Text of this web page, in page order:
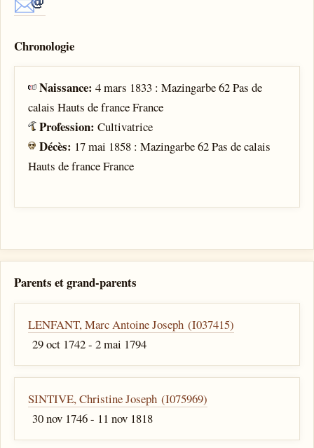
Chronologie
Naissance:4 mars 1833 : Mazingarbe 62 Pas de
calais Hauts de france France
Profession:Cultivatrice
Décès: 17 mai 1858 : Mazingarbe 62 Pas de calais
Hauts de france France
Parents et grand-parents
LENFANT, Marc Antoine Joseph (I037415)
29 oct 1742 - 2 mai 1794
SINTIVE, Christine Joseph (I075969)
30 nov 1746 - 11 nov 1818